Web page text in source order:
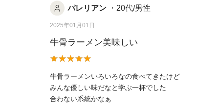
パレリアン ・20代/男性
2025年01月01日
牛骨ラーメン美味しい
牛骨ラーメンいろいろなの食べてきたけど
みんな優しい味だなと学ぶ一杯でした
合わない系統かなぁ